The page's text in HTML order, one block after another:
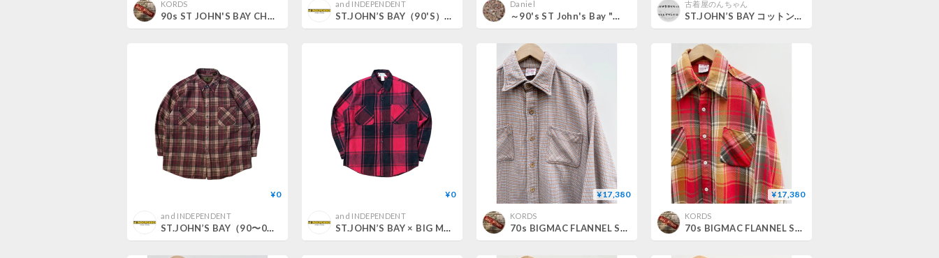
KORDS
90s ST JOHN'S BAY CHAMOIS CLOTH SHIRT Size XL
and INDEPENDENT
ST.JOHN’S BAY（90'S）/ HEAVY FLANNEL SHIRT
Daniel
～90's ST John's Bay "Wide Border" LS Tee 3XLTサイズ USA製
古着屋のんちゃん
ST.JOHN’S BAY コットン アロハシャツ ボタニカル【25-0271】
¥0
and INDEPENDENT
ST.JOHN’S BAY（90〜00'S）/ HEAVY FLANNEL SHIRT
¥0
and INDEPENDENT
ST.JOHN’S BAY × BIG MAC（80's）/ HEAVY FLANNEL SHIRT
¥17,380
KORDS
70s BIGMAC FLANNEL SHIRT Size L
¥17,380
KORDS
70s BIGMAC FLANNEL SHIRT Size L